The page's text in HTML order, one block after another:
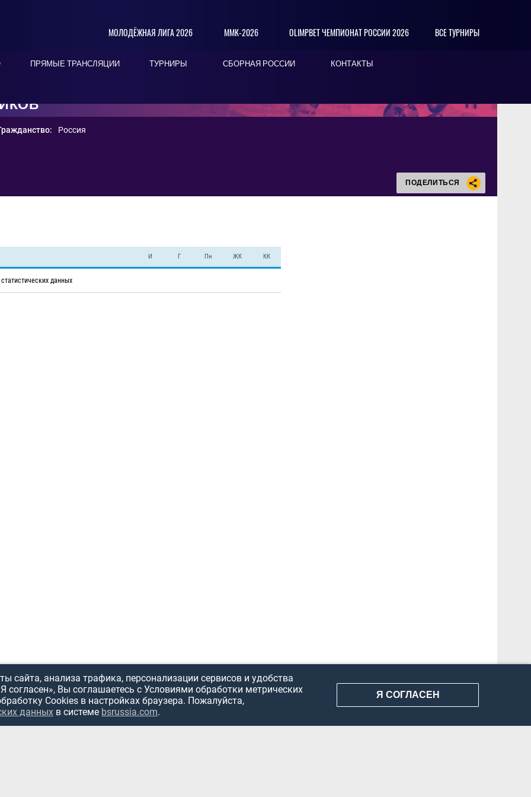
МОЛОДЁЖНАЯ ЛИГА 2026 ММК-2026 OLIMPBET ЧЕМПИОНАТ РОССИИ 2026 ВСЕ ТУРНИРЫ
ПРЯМЫЕ ТРАНСЛЯЦИИ ТУРНИРЫ СБОРНАЯ РОССИИ КОНТАКТЫ
Россия
ПОДЕЛИТЬСЯ
И Г Пн ЖК КК
данных
анализа трафика, персонализации сервисов и удобства
согласен», Вы соглашаетесь с Условиями обработки метрических
Cookies в настройках браузера. Пожалуйста,
данных в системе bsrussia.com.
Я СОГЛАСЕН